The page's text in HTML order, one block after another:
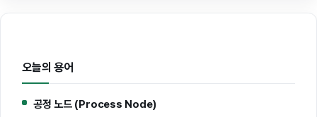
오늘의 용어
공정 노드 (Process Node)